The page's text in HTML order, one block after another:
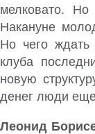
мелковато.
Накануне
Но чего ждать
клуба
новую
денег люди
Леонид